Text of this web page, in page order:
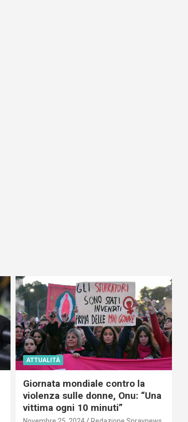
ATTUALITÀ
Giornata mondiale contro la
violenza sulle donne, Onu: “Una
vittima ogni 10 minuti”